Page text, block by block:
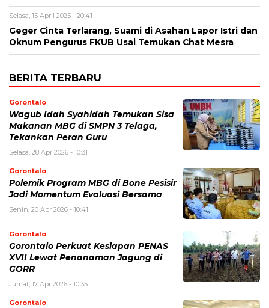
Selasa, 15 April 2025 - 20:41
Geger Cinta Terlarang, Suami di Asahan Lapor Istri dan
Oknum Pengurus FKUB Usai Temukan Chat Mesra
BERITA TERBARU
Gorontalo
Wagub Idah Syahidah Temukan Sisa
Makanan MBG di SMPN 3 Telaga,
Tekankan Peran Guru
Selasa, 28 Apr 2026 - 10:31
Gorontalo
Polemik Program MBG di Bone Pesisir
Jadi Momentum Evaluasi Bersama
Senin, 20 Apr 2026 - 10:41
Gorontalo
Gorontalo Perkuat Kesiapan PENAS
XVII Lewat Penanaman Jagung di
GORR
Jumat, 17 Apr 2026 - 10:35
Gorontalo